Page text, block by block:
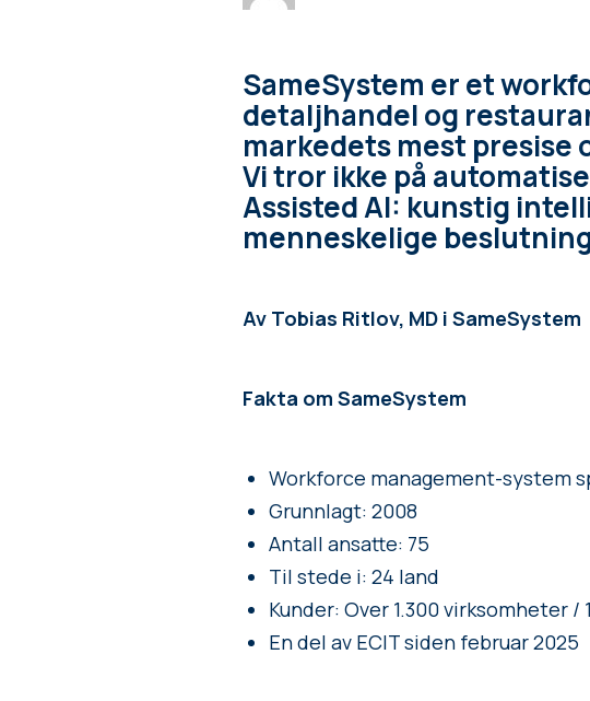
SameSystem er et
detaljhandel og
markedets mest presise
Vi tror ikke på
Assisted AI: kunstig
menneskelige
Av Tobias Ritlov, MD i SameSystem
Fakta om SameSystem
Workforce management-system
Grunnlagt: 2008
Antall ansatte: 75
Til stede i: 24 land
Kunder: Over 1.300 virksomheter /
En del av ECIT siden februar 2025